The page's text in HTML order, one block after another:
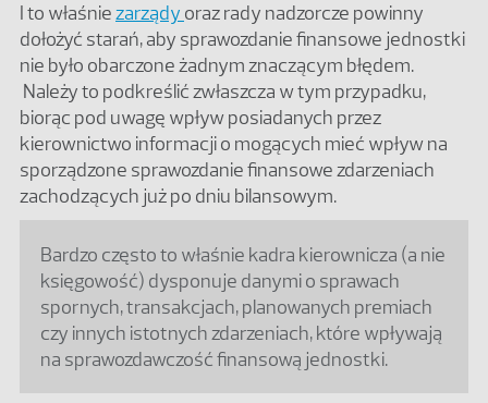
I to właśniezarządy oraz rady nadzorcze powinny
dołożyć starań, aby sprawozdanie finansowe jednostki
nie było obarczone żadnym znaczącym błędem.
Należy to podkreślić zwłaszcza w tym przypadku,
biorąc pod uwagę wpływ posiadanych przez
kierownictwo informacji o mogących mieć wpływ na
sporządzone sprawozdanie finansowe zdarzeniach
zachodzących już po dniu bilansowym.
Bardzo często to właśnie kadra kierownicza (a nie
księgowość) dysponuje danymi o sprawach
spornych, transakcjach, planowanych premiach
czy innych istotnych zdarzeniach, które wpływają
na sprawozdawczość finansową jednostki.